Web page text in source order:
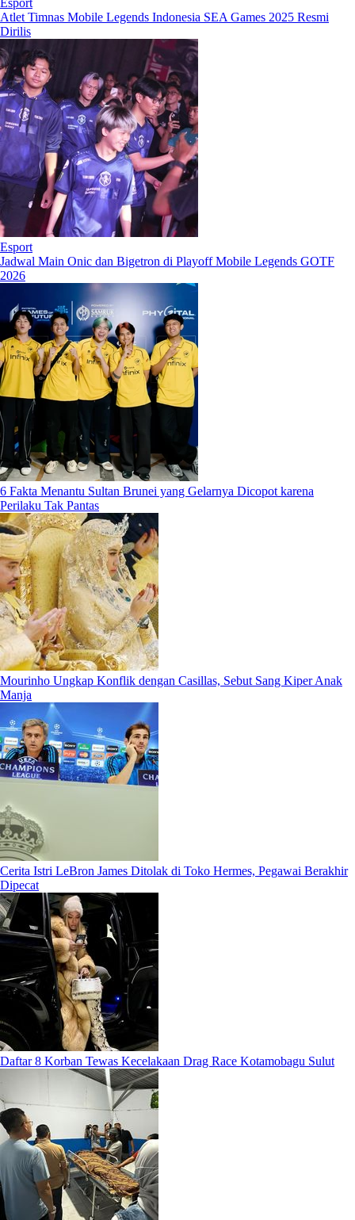
Esport
Atlet Timnas Mobile Legends Indonesia SEA Games 2025 Resmi
Dirilis
Esport
Jadwal Main Onic dan Bigetron di Playoff Mobile Legends GOTF
2026
6 Fakta Menantu Sultan Brunei yang Gelarnya Dicopot karena
Perilaku Tak Pantas
Mourinho Ungkap Konflik dengan Casillas, Sebut Sang Kiper Anak
Manja
Cerita Istri LeBron James Ditolak di Toko Hermes, Pegawai Berakhir
Dipecat
Daftar 8 Korban Tewas Kecelakaan Drag Race Kotamobagu Sulut